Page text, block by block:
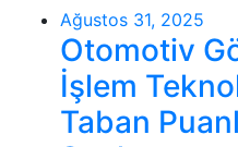
Ağustos 31, 2025
Otomotiv
İşlem
Taban